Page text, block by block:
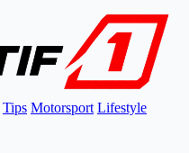
Tips Motorsport Lifestyle